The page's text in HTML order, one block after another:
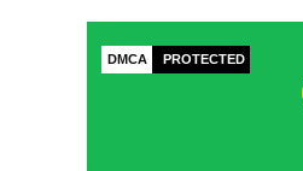
DMCA PROTECTED